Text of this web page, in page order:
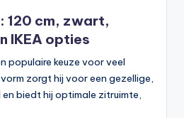
120 cm, zwart,
IKEA opties
populaire keuze voor veel
zorgt hij voor een gezellige,
biedt hij optimale zitruimte,